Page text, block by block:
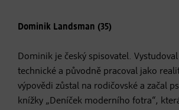
Dominik Landsman (35)
Dominik je český spisovatel.
technické a původně pracoval jako
výpovědi zůstal na rodičovské a začal
knížky „Deníček moderního fotra“,